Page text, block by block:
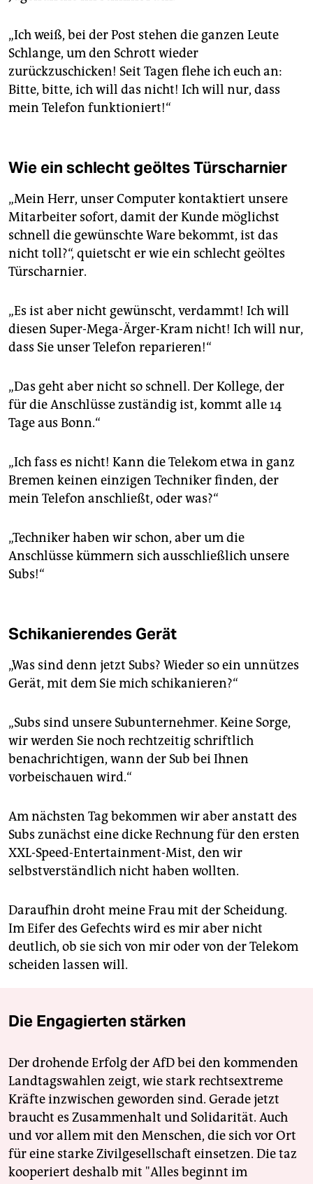
„Ich weiß, bei der Post stehen die ganzen Leute
Schlange, um den Schrott wieder
zurückzuschicken! Seit Tagen flehe ich euch an:
Bitte, bitte, ich will das nicht! Ich will nur, dass
mein Telefon funktioniert!“
Wie ein schlecht geöltes Türscharnier
„Mein Herr, unser Computer kontaktiert unsere
Mitarbeiter sofort, damit der Kunde möglichst
schnell die gewünschte Ware bekommt, ist das
nicht toll?“, quietscht er wie ein schlecht geöltes
Türscharnier.
„Es ist aber nicht gewünscht, verdammt! Ich will
diesen Super-Mega-Ärger-Kram nicht! Ich will nur,
dass Sie unser Telefon reparieren!“
„Das geht aber nicht so schnell. Der Kollege, der
für die Anschlüsse zuständig ist, kommt alle 14
Tage aus Bonn.“
„Ich fass es nicht! Kann die Telekom etwa in ganz
Bremen keinen einzigen Techniker finden, der
mein Telefon anschließt, oder was?“
„Techniker haben wir schon, aber um die
Anschlüsse kümmern sich ausschließlich unsere
Subs!“
Schikanierendes Gerät
„Was sind denn jetzt Subs? Wieder so ein unnützes
Gerät, mit dem Sie mich schikanieren?“
„Subs sind unsere Subunternehmer. Keine Sorge,
wir werden Sie noch rechtzeitig schriftlich
benachrichtigen, wann der Sub bei Ihnen
vorbeischauen wird.“
Am nächsten Tag bekommen wir aber anstatt des
Subs zunächst eine dicke Rechnung für den ersten
XXL-Speed-Entertainment-Mist, den wir
selbstverständlich nicht haben wollten.
Daraufhin droht meine Frau mit der Scheidung.
Im Eifer des Gefechts wird es mir aber nicht
deutlich, ob sie sich von mir oder von der Telekom
scheiden lassen will.
Die Engagierten stärken
Der drohende Erfolg der AfD bei den kommenden
Landtagswahlen zeigt, wie stark rechtsextreme
Kräfte inzwischen geworden sind. Gerade jetzt
braucht es Zusammenhalt und Solidarität. Auch
und vor allem mit den Menschen, die sich vor Ort
für eine starke Zivilgesellschaft einsetzen. Die taz
kooperiert deshalb mit "Alles beginnt im